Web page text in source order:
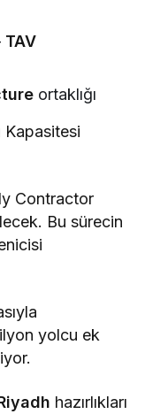
TAV
ortaklığı
Kapasitesi
Contractor
Bu sürecin
yolcu ek
hazırlıkları